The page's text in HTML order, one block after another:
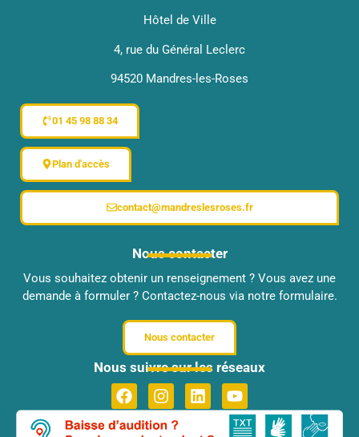
Hôtel de Ville
4, rue du Général Leclerc
94520 Mandres-les-Roses
01 45 98 88 34
Plan d'accès
contact@mandreslesroses.fr
Nous contacter
Vous souhaitez obtenir un renseignement ? Vous avez une
demande à formuler ? Contactez-nous via notre formulaire.
Nous contacter
Nous suivre sur les réseaux